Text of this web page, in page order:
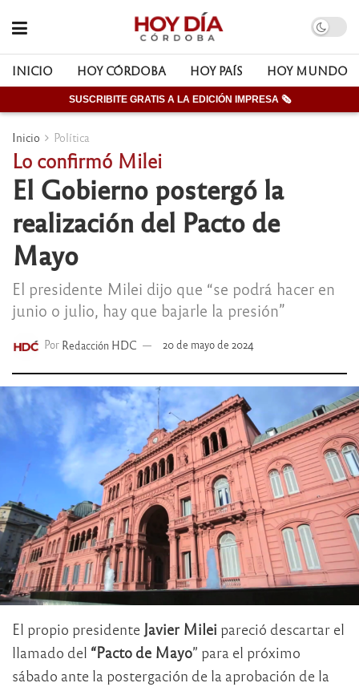
INICIO HOY CÓRDOBA HOY PAÍS HOY MUNDO
SUSCRIBITE GRATIS A LA EDICIÓN IMPRESA 🗞
Inicio Política
Lo confirmó Milei
El Gobierno postergó la
realización del Pacto de
Mayo
El presidente Milei dijo que “se podrá hacer en
junio o julio, hay que bajarle la presión”
Por Redacción HDC 20 de mayo de 2024
El propio presidente Javier Milei pareció descartar el
llamado del “Pacto de Mayo” para el próximo
sábado ante la postergación de la aprobación de la